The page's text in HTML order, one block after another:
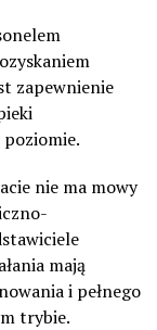
zapewnienie
nie ma mowy
mają
i pełnego
trybie.